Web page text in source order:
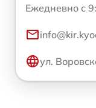
Ежедневно с
ул.